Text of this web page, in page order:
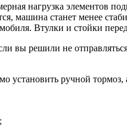
нагрузка элементов
машина станет менее
Втулки и стойки
вы решили не
установить ручной